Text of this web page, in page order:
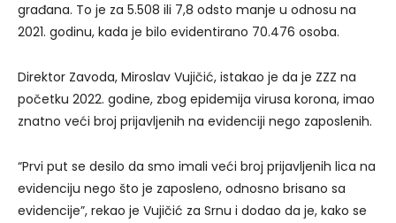
građana. To je za 5.508 ili 7,8 odsto manje u odnosu na
2021. godinu, kada je bilo evidentirano 70.476 osoba.
Direktor Zavoda, Miroslav Vujičić, istakao je da je ZZZ na
početku 2022. godine, zbog epidemija virusa korona, imao
znatno veći broj prijavljenih na evidenciji nego zaposlenih.
“Prvi put se desilo da smo imali veći broj prijavljenih lica na
evidenciju nego što je zaposleno, odnosno brisano sa
evidencije”, rekao je Vujičić za Srnu i dodao da je, kako se